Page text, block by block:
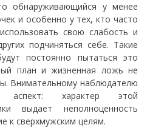
обнаруживающийся у менее
и особенно у тех, кто часто
свою слабость и
подчиняться себе. Такие
постоянно пытаться это
план и жизненная ложь не
Внимательному наблюдателю
аспект: характер этой
выдает неполноценность
к сверхмужским целям.